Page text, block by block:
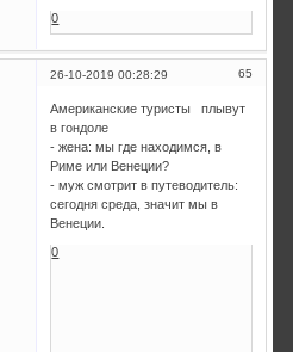
0
65
26-10-2019 00:28:29
Американские туристы плывут
в гондоле
- жена: мы где находимся, в
Риме или Венеции?
- муж смотрит в путеводитель:
сегодня среда, значит мы в
Венеции.
0